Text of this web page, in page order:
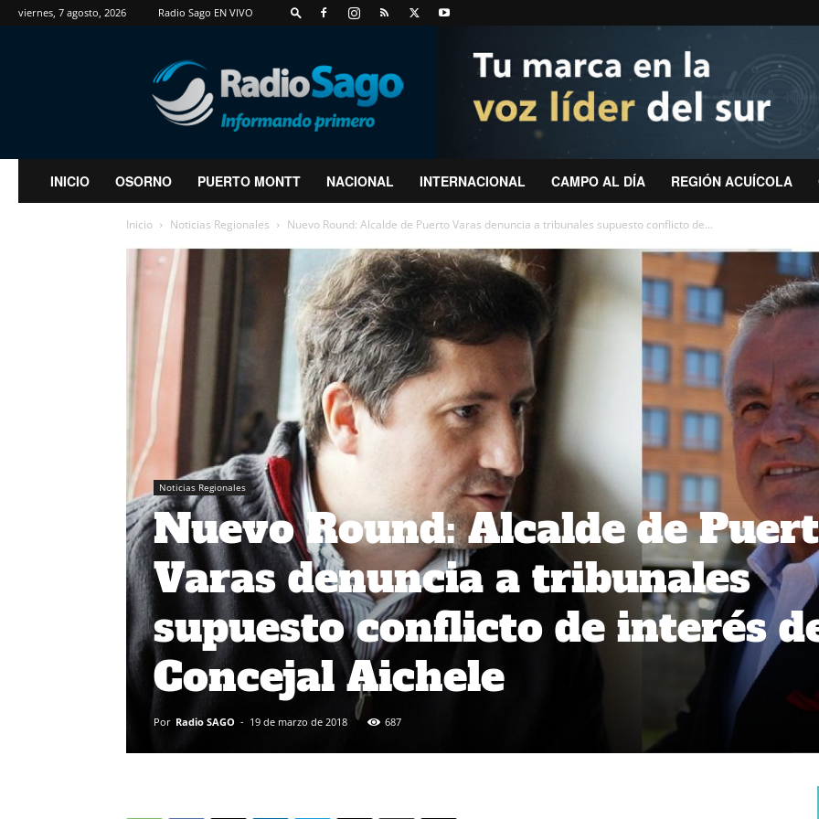
viernes, 7 agosto, 2026 Radio Sago EN VIVO
RadioSago
INICIO OSORNO PUERTO MONTT NACIONAL INTERNACIONAL CAMPO AL DÍA REGIÓN ACUÍCOLA
Inicio Noticias Regionales Nuevo Round: Alcalde de Puerto Varas denuncia a tribunales supuesto conflicto de...
Noticias Regionales
Nuevo Round: Alcalde de
Varas denuncia a tribunales
supuesto conflicto de interés
Concejal Aichele
Por Radio SAGO - 19 de marzo de 2018 687